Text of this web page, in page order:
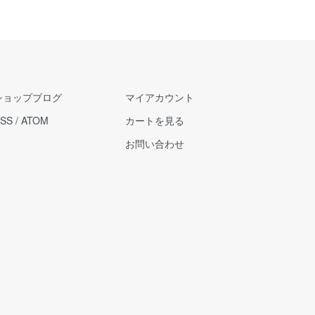
ョップブログ
/ ATOM
マイアカウント
カートを見る
お問い合わせ